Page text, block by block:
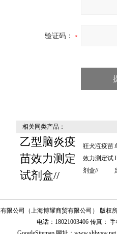
验证码：
相关同类产品：
乙型脑炎疫
苗效力测定
试剂盒//
狂犬冱疫苗
效力测定试
剂盒//
限公司（上海博耀商贸有限公司） 版权
电话：18021003406 传真：